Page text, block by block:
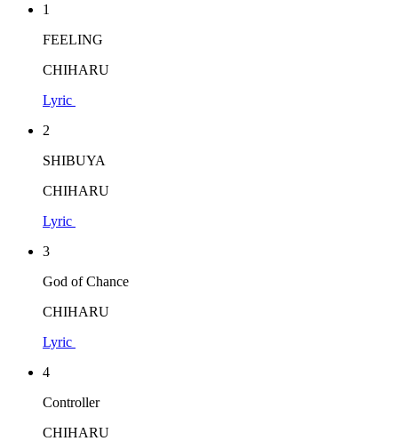
1
FEELING
CHIHARU
Lyric
2
SHIBUYA
CHIHARU
Lyric
3
God of Chance
CHIHARU
Lyric
4
Controller
CHIHARU